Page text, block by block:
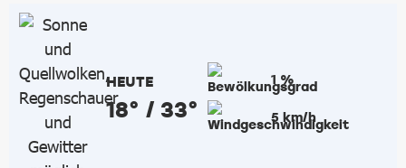
HEUTE
18° / 33°
1 %
5 km/h